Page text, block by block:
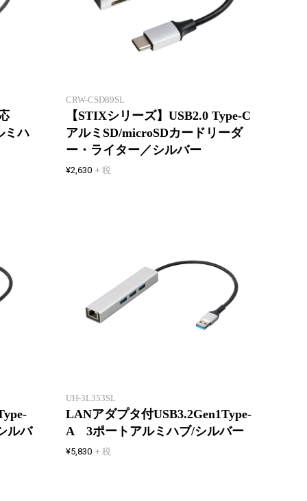
ミハ
高性能を拡張。10Gbps超高速転
CRW-CSD89SL
【STIXシリーズ】USB2.0 Type-C
アルミSD/microSDカードリーダ
ー・ライター／シルバー
¥2,630 + 税
ルバ
UH-3L353SL
LANアダプタ付USB3.2Gen1Type-
A 3ポートアルミハブ/シルバー
¥5,830 + 税